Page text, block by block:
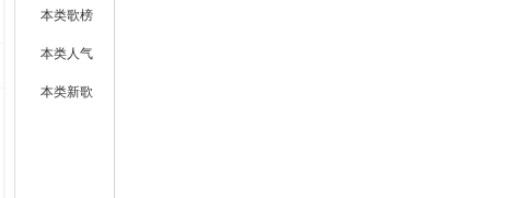
本类歌榜
本类人气
本类新歌